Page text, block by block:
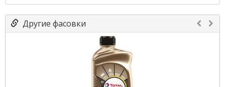
Другие фасовки